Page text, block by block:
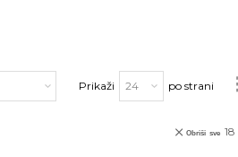
Prikaži po strani
18
Obriši sve